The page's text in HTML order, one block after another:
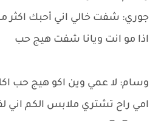
جوري: شفت خالي اني أحبك اكثر
اذا مو انت ويانا شفت هيج حب
وسام: لا عمي وين اكو هيج حب
امي راح تشتري ملابس الكم اني